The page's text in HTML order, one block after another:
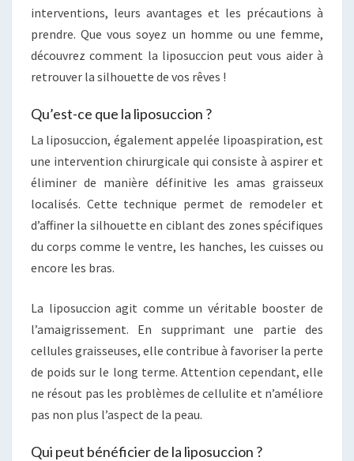
interventions, leurs avantages et les précautions à
prendre. Que vous soyez un homme ou une femme,
découvrez comment la liposuccion peut vous aider à
retrouver la silhouette de vos rêves !
Qu’est-ce que la liposuccion ?
La liposuccion, également appelée lipoaspiration, est
une intervention chirurgicale qui consiste à aspirer et
éliminer de manière définitive les amas graisseux
localisés. Cette technique permet de remodeler et
d’affiner la silhouette en ciblant des zones spécifiques
du corps comme le ventre, les hanches, les cuisses ou
encore les bras.
La liposuccion agit comme un véritable booster de
l’amaigrissement. En supprimant une partie des
cellules graisseuses, elle contribue à favoriser la perte
de poids sur le long terme. Attention cependant, elle
ne résout pas les problèmes de cellulite et n’améliore
pas non plus l’aspect de la peau.
Qui peut bénéficier de la liposuccion ?